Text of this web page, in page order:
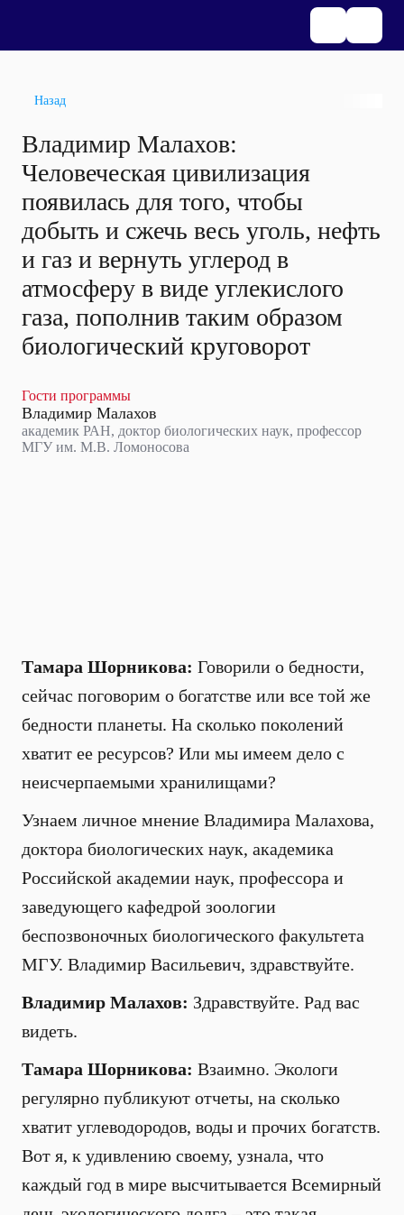
Назад
Владимир Малахов:
Человеческая цивилизация
появилась для того, чтобы
добыть и сжечь весь уголь, нефть
и газ и вернуть углерод в
атмосферу в виде углекислого
газа, пополнив таким образом
биологический круговорот
Гости программы
Владимир Малахов
академик РАН, доктор биологических наук, профессор
МГУ им. М.В. Ломоносова
Тамара Шорникова: Говорили о бедности,
сейчас поговорим о богатстве или все той же
бедности планеты. На сколько поколений
хватит ее ресурсов? Или мы имеем дело с
неисчерпаемыми хранилищами?
Узнаем личное мнение Владимира Малахова,
доктора биологических наук, академика
Российской академии наук, профессора и
заведующего кафедрой зоологии
беспозвоночных биологического факультета
МГУ. Владимир Васильевич, здравствуйте.
Владимир Малахов: Здравствуйте. Рад вас
видеть.
Тамара Шорникова: Взаимно. Экологи
регулярно публикуют отчеты, на сколько
хватит углеводородов, воды и прочих богатств.
Вот я, к удивлению своему, узнала, что
каждый год в мире высчитывается Всемирный